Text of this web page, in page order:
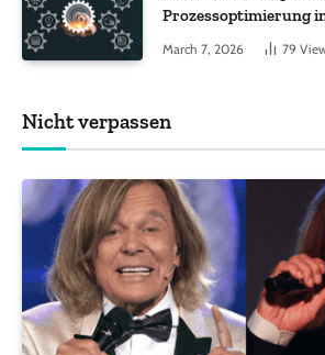
Prozessoptimierung
Funktionen, auf die
March 7, 2026 79
Nicht verpassen